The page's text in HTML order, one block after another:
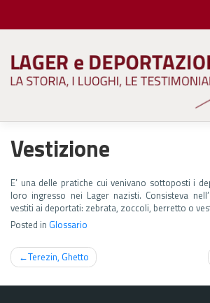
content
Vestizione
E’ una delle pratiche cui venivano sottoposti i
loro ingresso nei Lager nazisti. Consisteva
vestiti ai deportati: zebrata, zoccoli, berretto o
Posted in Glossario
Navigazione
articoli
Terezin, Ghetto